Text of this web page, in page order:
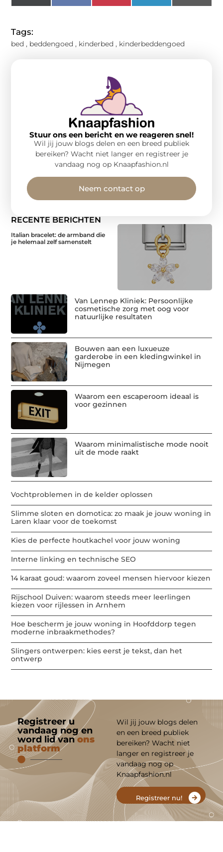
(Twitter)
Tags:
bed , beddengoed , kinderbed , kinderbeddengoed
RECENTE BERICHTEN
Italian bracelet: de armband die
je helemaal zelf samenstelt
Van Lennep Kliniek: Persoonlijke
cosmetische zorg met oog voor
natuurlijke resultaten
Bouwen aan een luxueuze
garderobe in een kledingwinkel in
Nijmegen
Waarom een escaperoom ideaal is
voor gezinnen
Waarom minimalistische mode nooit
uit de mode raakt
Vochtproblemen in de kelder oplossen
Slimme sloten en domotica: zo maak je jouw woning in
Laren klaar voor de toekomst
Kies de perfecte houtkachel voor jouw woning
Interne linking en technische SEO
14 karaat goud: waarom zoveel mensen hiervoor kiezen
Rijschool Duiven: waarom steeds meer leerlingen
kiezen voor rijlessen in Arnhem
Hoe bescherm je jouw woning in Hoofddorp tegen
moderne inbraakmethodes?
Slingers ontwerpen: kies eerst je tekst, dan het
ontwerp
Stuur ons een bericht en we reageren snel!
Wil jij jouw blogs delen en een breed publiek
bereiken? Wacht niet langer en registreer je
vandaag nog op Knaapfashion.nl
Neem contact op
Registreer u
vandaag nog en
word lid vanons
platform
Wil jij jouw blogs delen
en een breed publiek
bereiken? Wacht niet
langer en registreer je
vandaag nog op
Knaapfashion.nl
Registreer nu!